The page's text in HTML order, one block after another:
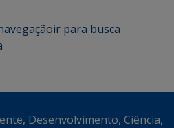
ir para busca
Desenvolvimento, Ciência,